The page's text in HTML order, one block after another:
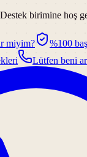
birimine hoş
miyim?
%100
Lütfen beni